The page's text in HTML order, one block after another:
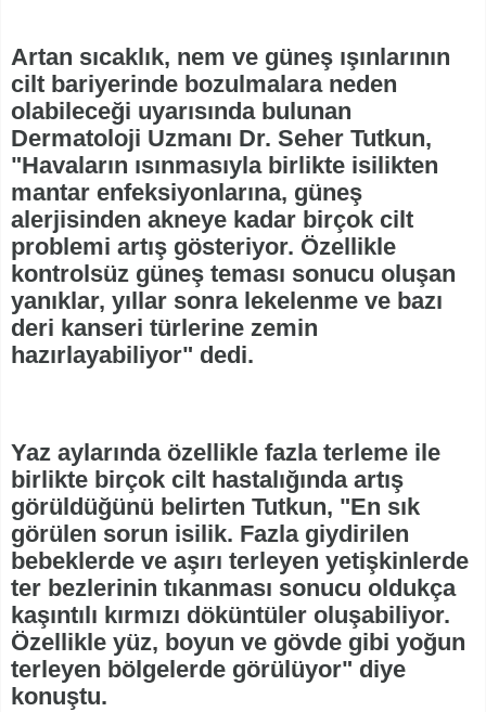
Artan sıcaklık, nem ve güneş ışınlarının
cilt bariyerinde bozulmalara neden
olabileceği uyarısında bulunan
Dermatoloji Uzmanı Dr. Seher Tutkun,
"Havaların ısınmasıyla birlikte isilikten
mantar enfeksiyonlarına, güneş
alerjisinden akneye kadar birçok cilt
problemi artış gösteriyor. Özellikle
kontrolsüz güneş teması sonucu oluşan
yanıklar, yıllar sonra lekelenme ve bazı
deri kanseri türlerine zemin
hazırlayabiliyor" dedi.
Yaz aylarında özellikle fazla terleme ile
birlikte birçok cilt hastalığında artış
görüldüğünü belirten Tutkun, "En sık
görülen sorun isilik. Fazla giydirilen
bebeklerde ve aşırı terleyen yetişkinlerde
ter bezlerinin tıkanması sonucu oldukça
kaşıntılı kırmızı döküntüler oluşabiliyor.
Özellikle yüz, boyun ve gövde gibi yoğun
terleyen bölgelerde görülüyor" diye
konuştu.